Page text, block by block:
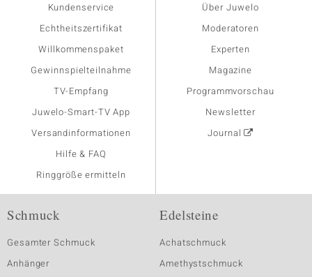
Kundenservice
Echtheitszertifikat
Willkommenspaket
Gewinnspielteilnahme
TV-Empfang
Juwelo-Smart-TV App
Versandinformationen
Hilfe & FAQ
Ringgröße ermitteln
Über Juwelo
Moderatoren
Experten
Magazine
Programmvorschau
Newsletter
Journal
Schmuck
Gesamter Schmuck
Anhänger
Edelsteine
Achatschmuck
Amethystschmuck